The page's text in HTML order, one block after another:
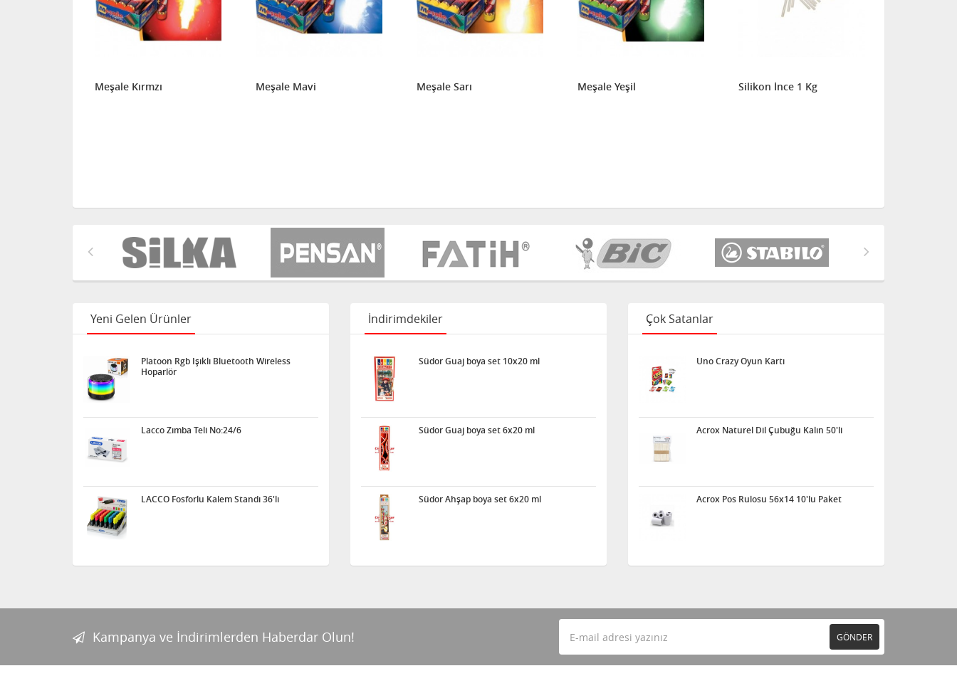
Meşale Kırmzı Meşale Mavi Meşale Sarı Meşale Yeşil Silikon İnce 1 Kg
Yeni Gelen Ürünler
Platoon Rgb Işıklı Bluetooth Wireless
Hoparlör
Lacco Zımba Teli No:24/6
LACCO Fosforlu Kalem Standı 36'lı
İndirimdekiler
Südor Guaj boya set 10x20 ml
Südor Guaj boya set 6x20 ml
Südor Ahşap boya set 6x20 ml
Çok Satanlar
Uno Crazy Oyun Kartı
Acrox Naturel Dil Çubuğu Kalın 50'li
Acrox Pos Rulosu 56x14 10'lu Paket
Kampanya ve İndirimlerden Haberdar Olun! GÖNDER